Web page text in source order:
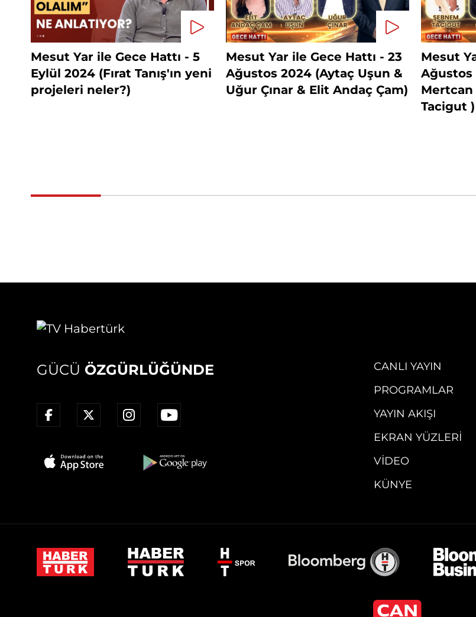
Mesut Yar ile Gece Hattı - 5
Eylül 2024 (Fırat Tanış'ın yeni
projeleri neler?)
Mesut Yar ile Gece Hattı - 23
Ağustos 2024 (Aytaç Uşun &
Uğur Çınar & Elit Andaç Çam)
Mesut
Ağustos
Mertcan
Tacigut )
GÜCÜ ÖZGÜRLÜĞÜNDE
CANLI YAYIN
PROGRAMLAR
YAYIN AKIŞI
EKRAN YÜZLERI
VIDEO
KÜNYE